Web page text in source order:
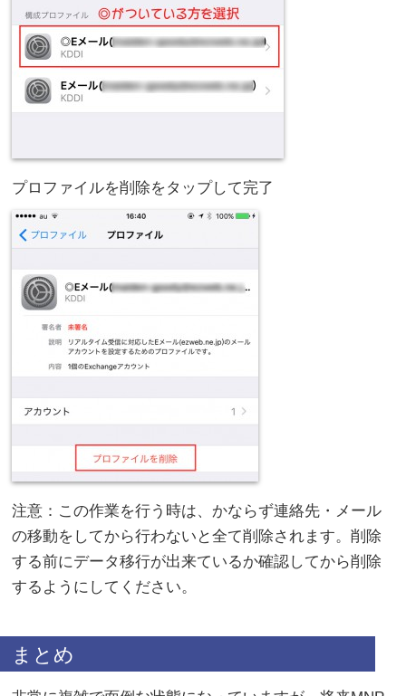
プロファイルを削除をタップして完了
注意：この作業を行う時は、かならず連絡先・メール
の移動をしてから行わないと全て削除されます。削除
する前にデータ移行が出来ているか確認してから削除
するようにしてください。
まとめ